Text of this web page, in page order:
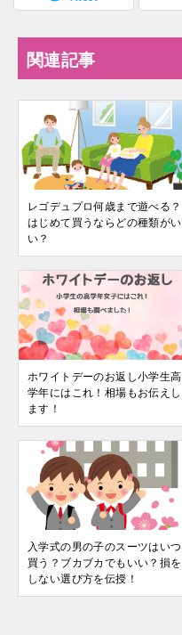
関連記事
レゴデュプロ何歳まで遊べる？
はじめて買うならどの種類がい
い？
ホワイトデーのお返し小学生高
学年にはこれ！相場もお伝えし
ます！
入学式の男の子のスーツはいつ
買う？ブカブカでもいい？損を
しない選び方を伝授！